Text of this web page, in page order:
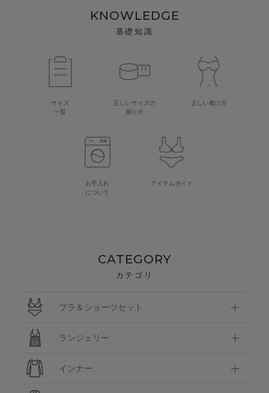
KNOWLEDGE
基礎知識
サイズ
一覧
正しいサイズの
測り方
正しい着け方
お手入れ
について
アイテムガイド
CATEGORY
カテゴリ
ブラ＆ショーツセット
ランジェリー
インナー